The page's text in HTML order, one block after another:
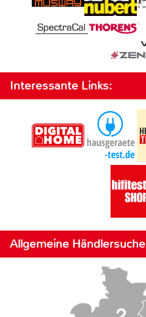
Interessante Links:
Allgemeine Händlersuche